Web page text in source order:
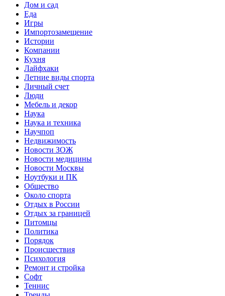
Дом и сад
Еда
Игры
Импортозамещение
Истории
Компании
Кухня
Лайфхаки
Летние виды спорта
Личный счет
Люди
Мебель и декор
Наука
Наука и техника
Научпоп
Недвижимость
Новости ЗОЖ
Новости медицины
Новости Москвы
Ноутбуки и ПК
Общество
Около спорта
Отдых в России
Отдых за границей
Питомцы
Политика
Порядок
Происшествия
Психология
Ремонт и стройка
Софт
Теннис